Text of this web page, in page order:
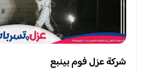
شركة عزل فوم بينبع